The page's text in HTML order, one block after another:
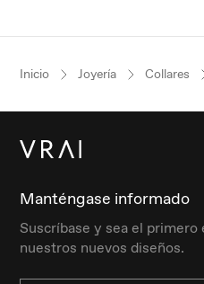
Inicio Joyería Collares
Manténgase informado
Suscríbase y sea el primero
nuestros nuevos diseños.